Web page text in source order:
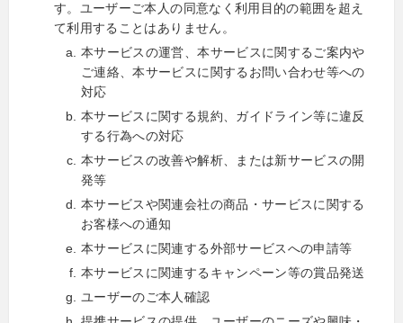
す。ユーザーご本人の同意なく利用目的の範囲を超え
て利用することはありません。
本サービスの運営、本サービスに関するご案内や
ご連絡、本サービスに関するお問い合わせ等への
対応
本サービスに関する規約、ガイドライン等に違反
する行為への対応
本サービスの改善や解析、または新サービスの開
発等
本サービスや関連会社の商品・サービスに関する
お客様への通知
本サービスに関連する外部サービスへの申請等
本サービスに関連するキャンペーン等の賞品発送
ユーザーのご本人確認